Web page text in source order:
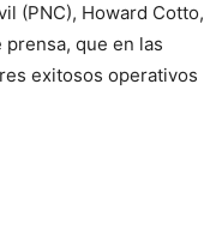
(PNC), Howard Cotto,
que en las
exitosos operativos